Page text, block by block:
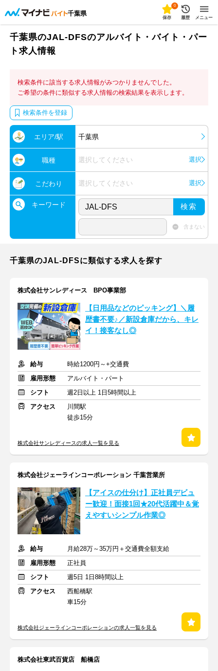
千葉県
0
保存 履歴 メニュー
千葉県のJAL-DFSのアルバイト・バイト・パー
ト求人情報
検索条件に該当する求人情報がみつかりませんでした。
ご希望の条件に類似する求人情報の検索結果を表示します。
検索条件を登録
エリア/駅 千葉県
職種 選択してください 選択
こだわり 選択してください 選択
キーワード 検索
含まない
千葉県のJAL-DFSに類似する求人を探す
株式会社サンレディース BPO事業部
【日用品などのピッキング】＼履
歴書不要♪／新設倉庫だから、キレ
イ！接客なし◎
給与
時給1200円～+交通費
雇用形態
アルバイト・パート
シフト
週2日以上 1日5時間以上
アクセス
川間駅
徒歩15分
株式会社サンレディースの求人一覧を見る
株式会社ジェーラインコーポレーション 千葉営業所
【アイスの仕分け】正社員デビュ
ー歓迎！面接1回★20代活躍中＆覚
えやすいシンプル作業◎
給与
月給28万～35万円＋交通費全額支給
雇用形態
正社員
シフト
週5日 1日8時間以上
アクセス
西船橋駅
車15分
株式会社ジェーラインコーポレーションの求人一覧を見る
株式会社東武百貨店 船橋店